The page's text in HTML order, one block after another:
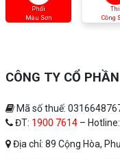
Phối
Màu Sơn
Thi
Công
CÔNG TY CỔ
Mã số thuế:
ĐT: 1900 7614 – Hotline:
Địa chỉ: 89 Cộng Hòa,